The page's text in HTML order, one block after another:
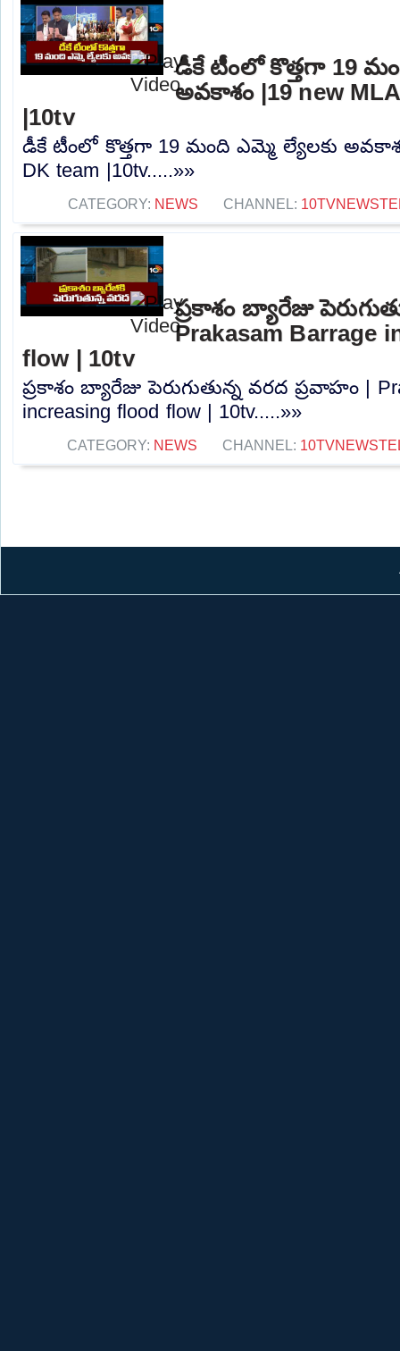
డీకే టీంలో కొత్తగా 19
అవకాశం |19 new
|10tv
డీకే టీంలో కొత్తగా 19 మంది ఎమ్మె ల్యేలకు
DK team |10tv.....»»
CATEGORY: NEWS CHANNEL:
ప్రకాశం బ్యారేజు
Prakasam Barrage
flow | 10tv
ప్రకాశం బ్యారేజు పెరుగుతున్న వరద ప్రవాహం |
increasing flood flow | 10tv.....»»
CATEGORY: NEWS CHANNEL: